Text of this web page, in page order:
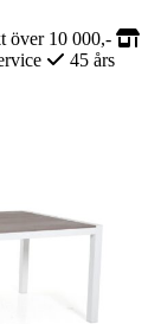
över 10 000,-
45 års